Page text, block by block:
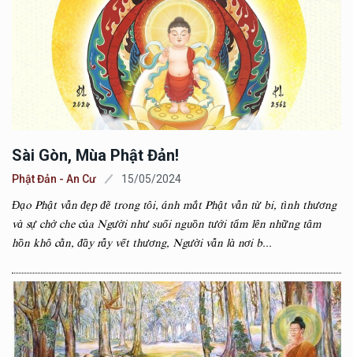
Sài Gòn, Mùa Phật Đản!
Phật Đản - An Cư 15/05/2024
Đạo Phật vẫn đẹp đẽ trong tôi, ánh mắt Phật vẫn từ bi, tình thương
và sự chở che của Người như suối nguồn tưới tẩm lên những tâm
hồn khô cằn, đầy rẫy vết thương, Người vẫn là nơi b...